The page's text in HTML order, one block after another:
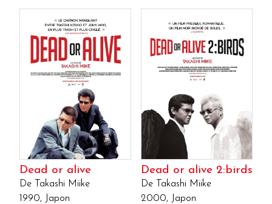
Dead or alive
De Takashi Miike
1990, Japon
Dead or alive 2:birds
De Takashi Miike
2000, Japon